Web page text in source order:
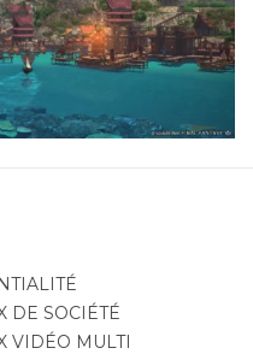
DE SOCIÉTÉ
VIDÉO MULTI